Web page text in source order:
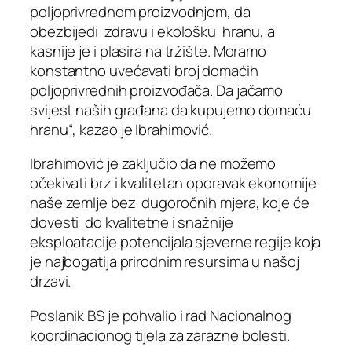
poljoprivrednom proizvodnjom, da
obezbijedi zdravu i ekološku hranu, a
kasnije je i plasira na tržište. Moramo
konstantno uvećavati broj domaćih
poljoprivrednih proizvođača. Da jačamo
svijest naših građana da kupujemo domaću
hranu“, kazao je Ibrahimović.
Ibrahimović je zaključio da ne možemo
očekivati brz i kvalitetan oporavak ekonomije
naše zemlje bez dugoročnih mjera, koje će
dovesti do kvalitetne i snažnije
eksploatacije potencijala sjeverne regije koja
je najbogatija prirodnim resursima u našoj
drzavi.
Poslanik BS je pohvalio i rad Nacionalnog
koordinacionog tijela za zarazne bolesti.